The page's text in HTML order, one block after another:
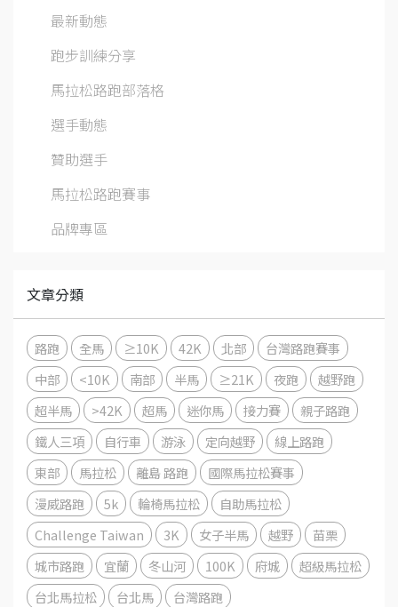
最新動態
跑步訓練分享
馬拉松路跑部落格
選手動態
贊助選手
馬拉松路跑賽事
品牌專區
文章分類
路跑 全馬 ≥10K 42K 北部
台灣路跑賽事
中部
<10K 南部 半馬 ≥21K 夜跑
越野跑
超半馬
>42K 超馬 迷你馬 接力賽
親子路跑
鐵人三項
自行車 游泳 定向越野
線上路跑
東部
馬拉松 離島 路跑
國際馬拉松賽事
漫威路跑
5k 輪椅馬拉松
自助馬拉松
Challenge Taiwan
3K 女子半馬 越野
苗栗
城市路跑
宜蘭 冬山河 100K 府城
超級馬拉松
台北馬拉松
台北馬 台灣路跑